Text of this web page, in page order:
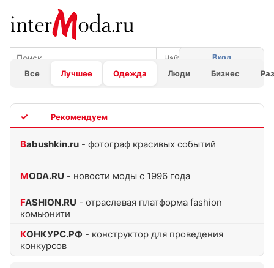
Все Лучшее Одежда Люди Бизнес
Вход
Babushkin.ru - фотограф красивых событий
MODA.RU - новости моды с 1996 года
FASHION.RU - отраслевая платформа fashion
комьюнити
КОНКУРС.РФ - конструктор для проведения
конкурсов